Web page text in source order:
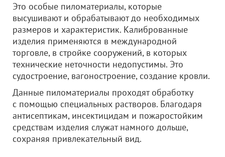
Это особые пиломатериалы, которые
высушивают и обрабатывают до необходимых
размеров и характеристик. Калиброванные
изделия применяются в международной
торговле, в стройке сооружений, в которых
технические неточности недопустимы. Это
судостроение, вагоностроение, создание кровли.
Данные пиломатериалы проходят обработку
с помощью специальных растворов. Благодаря
антисептикам, инсектицидам и пожаростойким
средствам изделия служат намного дольше,
сохраняя привлекательный вид.